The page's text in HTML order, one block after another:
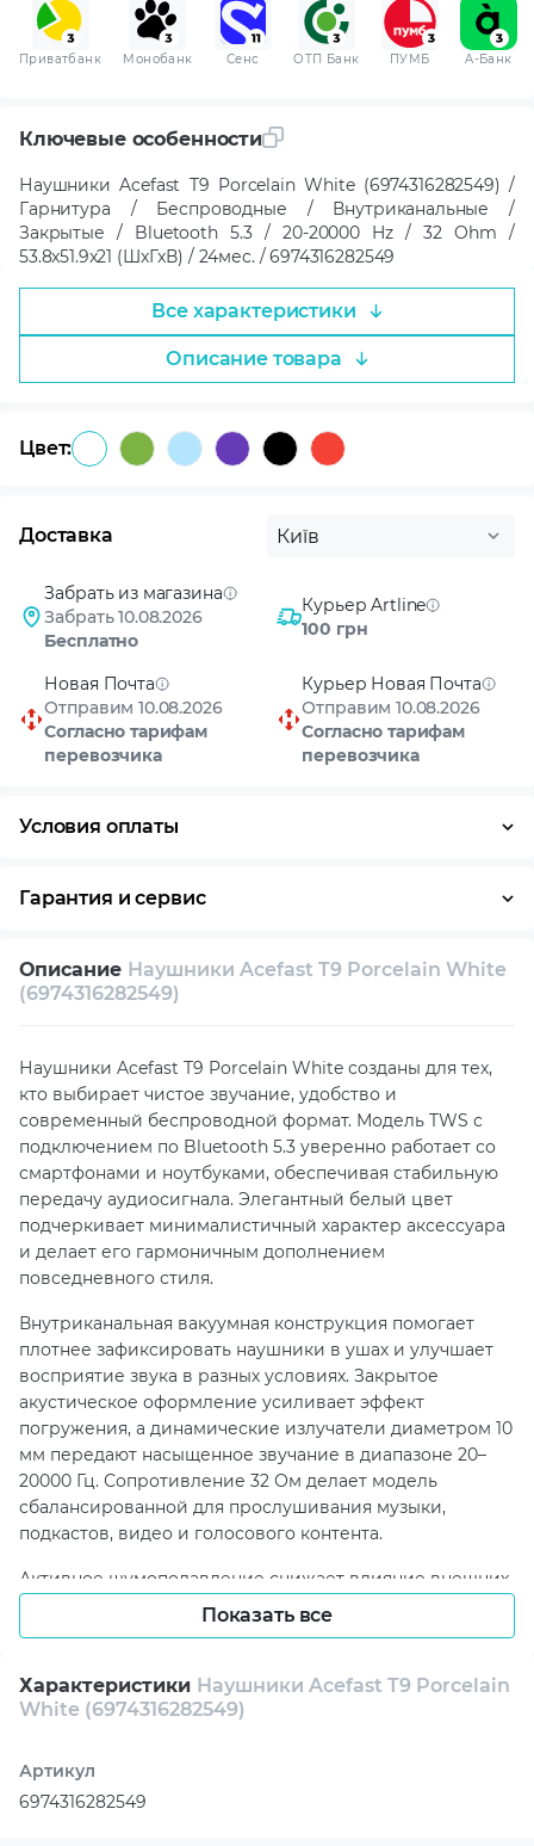
Приватбанк Монобанк Сенс ОТП Банк ПУМБ A-Банк
Ключевые особенности
Наушники Acefast T9 Porcelain White (6974316282549) /
Гарнитура / Беспроводные / Внутриканальные /
Закрытые / Bluetooth 5.3 / 20-20000 Hz / 32 Ohm /
53.8x51.9x21 (ШxГxВ) / 24мес. / 6974316282549
Все характеристики
Описание товара
Цвет:
Доставка Київ
Забрать из магазина
Забрать 10.08.2026
Бесплатно
Курьер Artline
100 грн
Новая Почта
Отправим 10.08.2026
Согласно тарифам
перевозчика
Курьер Новая Почта
Отправим 10.08.2026
Согласно тарифам
перевозчика
Условия оплаты
Гарантия и сервис
Собственный сервисный центр
Описание Наушники Acefast T9 Porcelain White
(6974316282549)
Наушники Acefast T9 Porcelain White созданы для тех,
кто выбирает чистое звучание, удобство и
современный беспроводной формат. Модель TWS с
подключением по Bluetooth 5.3 уверенно работает со
смартфонами и ноутбуками, обеспечивая стабильную
передачу аудиосигнала. Элегантный белый цвет
подчеркивает минималистичный характер аксессуара
и делает его гармоничным дополнением
повседневного стиля.
Внутриканальная вакуумная конструкция помогает
плотнее зафиксировать наушники в ушах и улучшает
восприятие звука в разных условиях. Закрытое
акустическое оформление усиливает эффект
погружения, а динамические излучатели диаметром 10
мм передают насыщенное звучание в диапазоне 20–
20000 Гц. Сопротивление 32 Ом делает модель
сбалансированной для прослушивания музыки,
подкастов, видео и голосового контента.
Активное шумоподавление снижает влияние внешних
звуков, позволяя сосредоточиться на любимых треках
или важном разговоре. Встроенный в корпус
звонков, видеоконференций и онлайн-встреч.
Благодаря технологии SVE AI голос передается чище
Сенсорное управление делает взаимодействие с
Acefast T9 Porcelain White быстрым и интуитивным:
Показать все
Характеристики Наушники Acefast T9 Porcelain
White (6974316282549)
Артикул
6974316282549